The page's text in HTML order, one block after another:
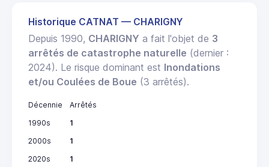
Historique CATNAT — CHARIGNY
Depuis 1990, CHARIGNY a fait l'objet de 3
arrêtés de catastrophe naturelle (dernier :
2024). Le risque dominant est Inondations
et/ou Coulées de Boue (3 arrêtés).
Décennie
Arrêtés
1990s
1
2000s
1
2020s
1